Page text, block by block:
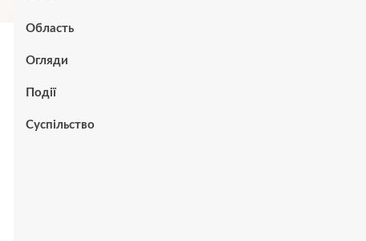
Область
Огляди
Події
Суспільство